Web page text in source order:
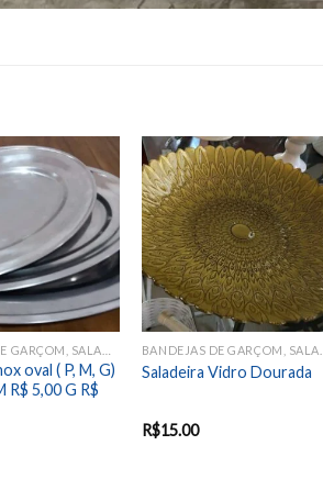
Add to
wishlist
oval ( P, M, G)
R$ 5,00 G R$
Add to
wishlist
Saladeira Vidro Dourada
R$15.00